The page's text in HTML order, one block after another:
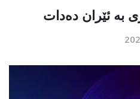
بە ئێران دەدات